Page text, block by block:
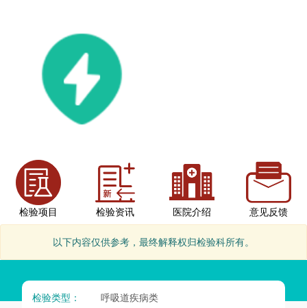
检验项目 检验资讯 医院介绍 意见反馈
以下内容仅供参考，最终解释权归检验科所有。
检验类型： 呼吸道疾病类